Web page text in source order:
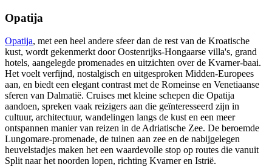
Opatija
Opatija, met een heel andere sfeer dan de rest van de Kroatische
kust, wordt gekenmerkt door Oostenrijks-Hongaarse villa's, grand
hotels, aangelegde promenades en uitzichten over de Kvarner-baai.
Het voelt verfijnd, nostalgisch en uitgesproken Midden-Europees
aan, en biedt een elegant contrast met de Romeinse en Venetiaanse
sferen van Dalmatië. Cruises met kleine schepen die Opatija
aandoen, spreken vaak reizigers aan die geïnteresseerd zijn in
cultuur, architectuur, wandelingen langs de kust en een meer
ontspannen manier van reizen in de Adriatische Zee. De beroemde
Lungomare-promenade, de tuinen aan zee en de nabijgelegen
heuvelstadjes maken het een waardevolle stop op routes die vanuit
Split naar het noorden lopen, richting Kvarner en Istrië.